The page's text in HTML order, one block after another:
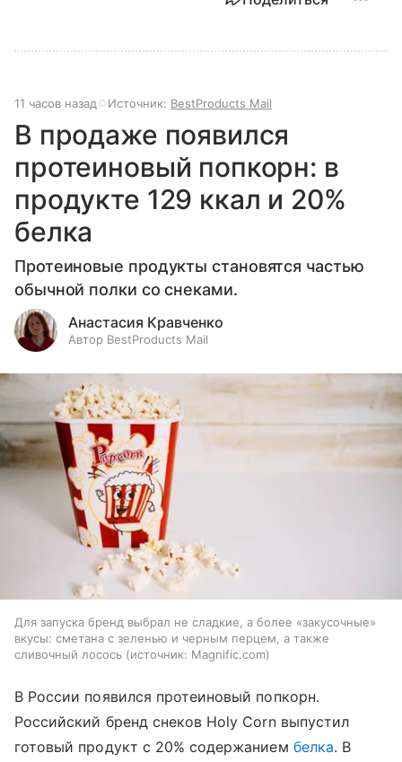
11 часов назад Источник: BestProducts Mail
В продаже появился
протеиновый попкорн: в
продукте 129 ккал и 20%
белка
Протеиновые продукты становятся частью
обычной полки со снеками.
Анастасия Кравченко
Автор BestProducts Mail
Для запуска бренд выбрал не сладкие, а более «закусочные»
вкусы: сметана с зеленью и черным перцем, а также
сливочный лосось
источник: Magnific.com
В России появился протеиновый попкорн.
Российский бренд снеков Holy Corn выпустил
готовый продукт с 20% содержанием белка. В